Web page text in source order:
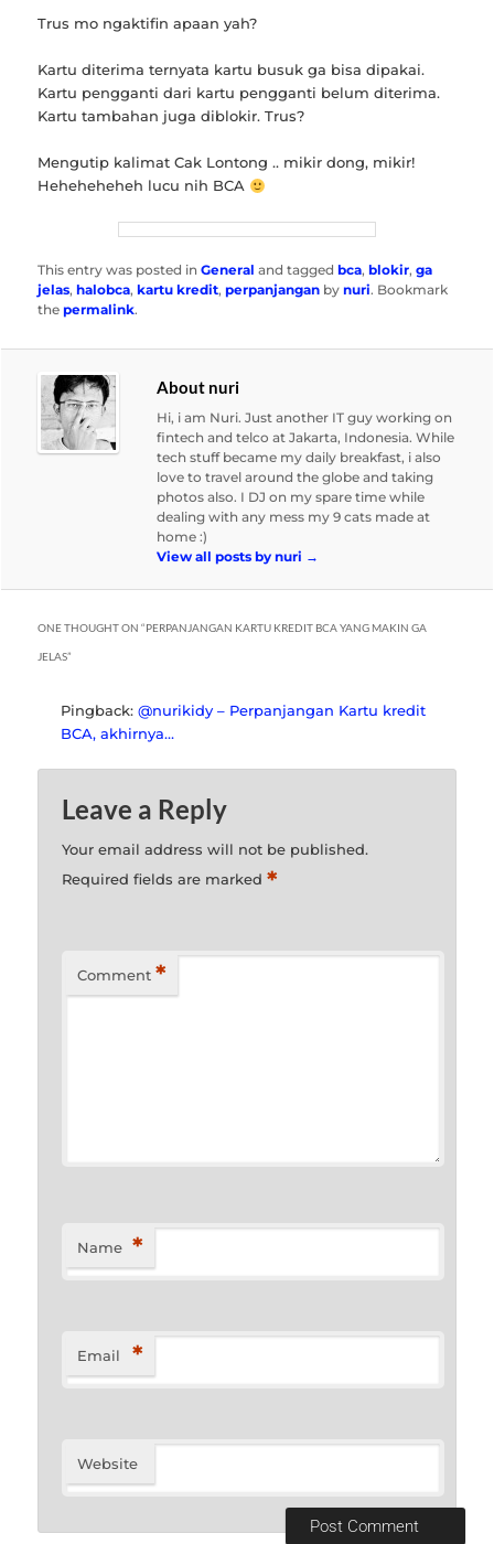
Trus mo ngaktifin apaan yah?
Kartu diterima ternyata kartu busuk ga bisa dipakai.
Kartu pengganti dari kartu pengganti belum diterima.
Kartu tambahan juga diblokir. Trus?
Mengutip kalimat Cak Lontong .. mikir dong, mikir!
Heheheheheh lucu nih BCA
This entry was posted inGeneral and taggedbca,blokir,ga
jelas,halobca,kartu kredit,perpanjangan bynuri. Bookmark
thepermalink.
About nuri
Hi, i am Nuri. Just another IT guy working on
fintech and telco at Jakarta, Indonesia. While
tech stuff became my daily breakfast, i also
love to travel around the globe and taking
photos also. I DJ on my spare time while
dealing with any mess my 9 cats made at
home :)
View all posts by nuri →
ONE THOUGHT ON “PERPANJANGAN KARTU KREDIT BCA YANG MAKIN GA
JELAS”
Pingback:@nurikidy – Perpanjangan Kartu kredit
BCA, akhirnya…
Leave a Reply
Your email address will not be published.
Required fields are marked*
Comment *
Name *
Email *
Website